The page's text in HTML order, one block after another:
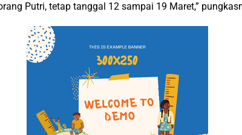
Putri, tetap tanggal 12 sampai 19 Maret,”